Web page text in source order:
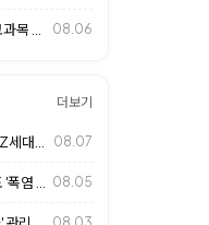
08.06
더보기
08.07
08.05